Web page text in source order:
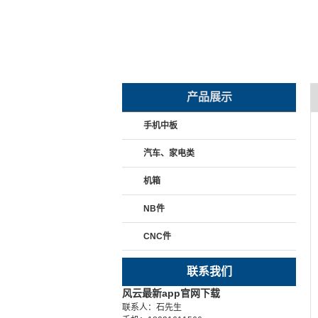
产品展示
手机中板
汽车、家电类
机箱
NB件
CNC件
联系我们
风云最新app官网下载
联系人：石先生